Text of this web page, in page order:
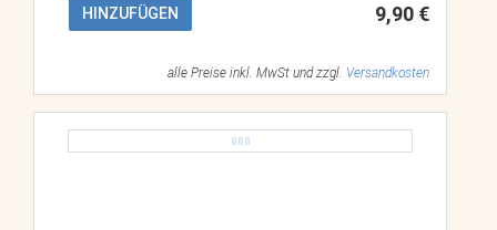
HINZUFÜGEN 9,90 €
alle Preise inkl. MwSt und zzgl. Versandkosten